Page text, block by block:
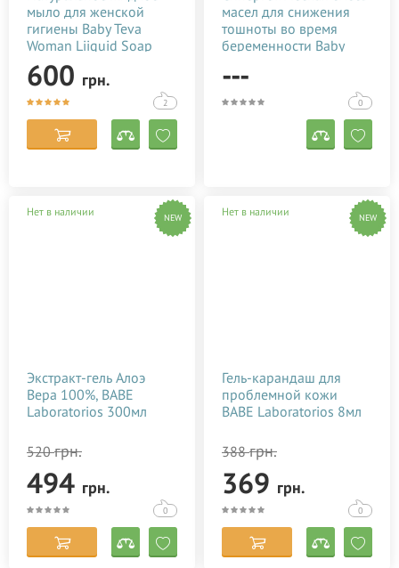
мыло для женской
гигиены Baby Teva
Woman Liiquid Soap
250 мл
600 грн.
2
масел для снижения
тошноты во время
беременности Baby
---
0
Нет в наличии NEW
Экстракт-гель Алоэ
Вера 100%, BABE
Laboratorios 300мл
520грн.
494 грн.
0
Нет в наличии NEW
Гель-карандаш для
проблемной кожи
BABE Laboratorios 8мл
388грн.
369 грн.
0